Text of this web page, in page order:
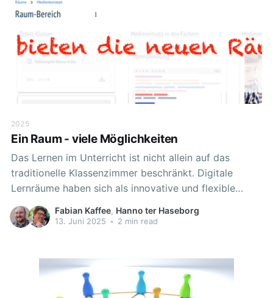
2025
Ein Raum - viele Möglichkeiten
Das Lernen im Unterricht ist nicht allein auf das
traditionelle Klassenzimmer beschränkt. Digitale
Lernräume haben sich als innovative und flexible
Alternativen etabliert, die es Lernenden ermöglichen,
Wissen auf eine interaktive und ansprechende Weise
Folgenden soll ein
Fabian Kaffee, Hanno ter Haseborg
13. Juni 2025 • 2 min read